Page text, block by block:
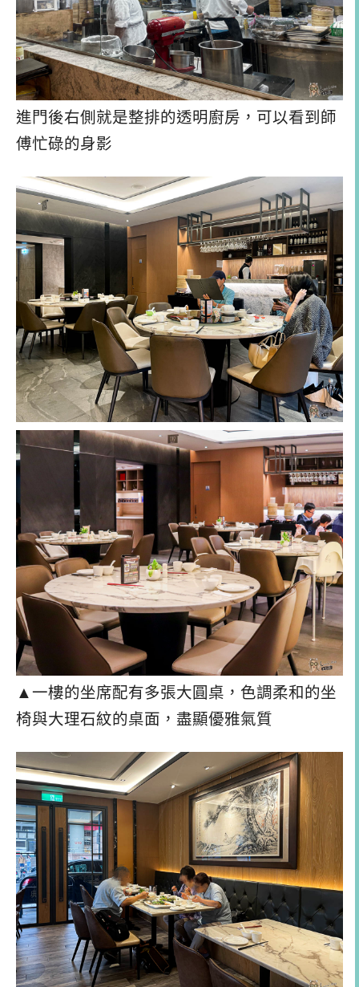
進門後右側就是整排的透明廚房，可以看到師
傅忙碌的身影
▲一樓的坐席配有多張大圓桌，色調柔和的坐
椅與大理石紋的桌面，盡顯優雅氣質